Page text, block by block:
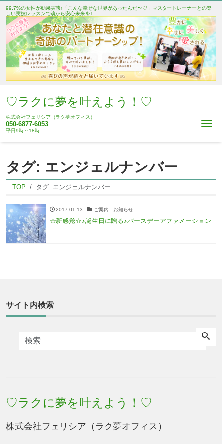
99.7%の女性が効果実感♪「こんな幸せな世界があったんだ〜♡」マスタートレーナーとの楽
しい実技レッスンで魂から安心未来を♪
♡ラクに夢を叶えよう！♡
株式会社フェリシア（ラク夢オフィス）
050-6877-6053
平日9時～18時
タグ: エンジェルナンバー
TOP タグ: エンジェルナンバー
2017-01-13 ご案内・お知らせ
☆新感覚☆♪誕生日に贈る♪バースデーアファメーション
サイト内検索
♡ラクに夢を叶えよう！♡
株式会社フェリシア（ラク夢オフィス）